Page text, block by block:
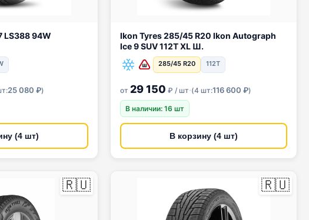
225/45 R17 LS388 94W
25 080 ₽)
(4 шт)
Ikon Tyres 285/45 R20 Ikon Autograph
Ice 9 SUV 112T XL Ш.
285/45 R20 112T
от 29 150 ₽ / шт·(4 шт:116 600 ₽)
В наличии: 16 шт
В корзину (4 шт)
🇷🇺 🇷🇺